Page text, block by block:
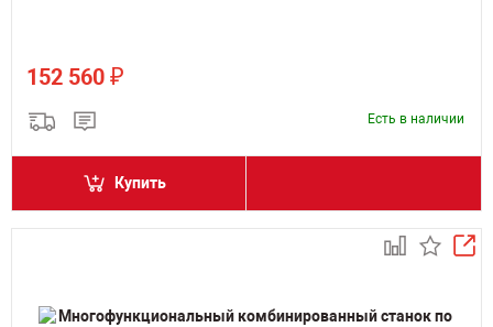
152 560 ₽
Есть в наличии
Купить